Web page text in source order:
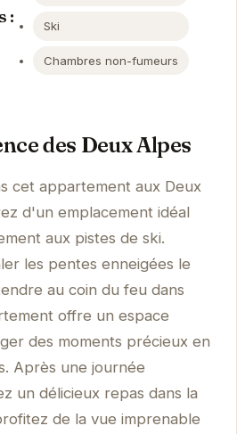
: Ski
Chambres non-fumeurs
des Deux Alpes
cet appartement aux Deux
d'un emplacement idéal
aux pistes de ski.
les pentes enneigées le
au coin du feu dans
offre un espace
des moments précieux en
Après une journée
un délicieux repas dans la
de la vue imprenable